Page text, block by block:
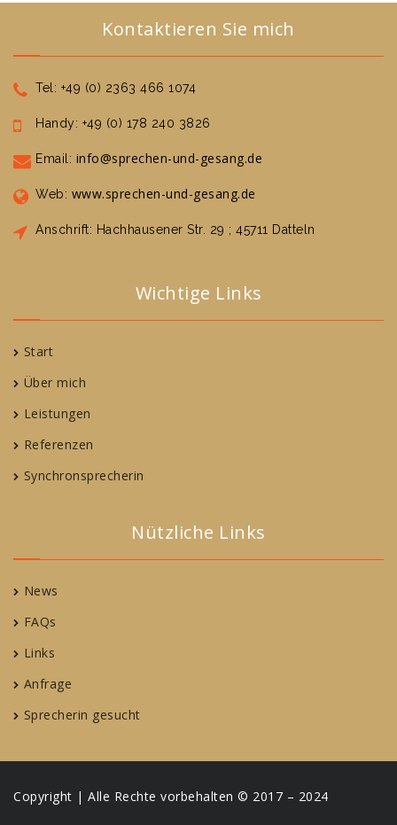
Kontaktieren Sie mich
Tel: +49 (0) 2363 466 1074
Handy: +49 (0) 178 240 3826
Email: info@sprechen-und-gesang.de
Web: www.sprechen-und-gesang.de
Anschrift: Hachhausener Str. 29 ; 45711 Datteln
Wichtige Links
Start
Über mich
Leistungen
Referenzen
Synchronsprecherin
Nützliche Links
News
FAQs
Links
Anfrage
Sprecherin gesucht
Copyright | Alle Rechte vorbehalten © 2017 – 2024